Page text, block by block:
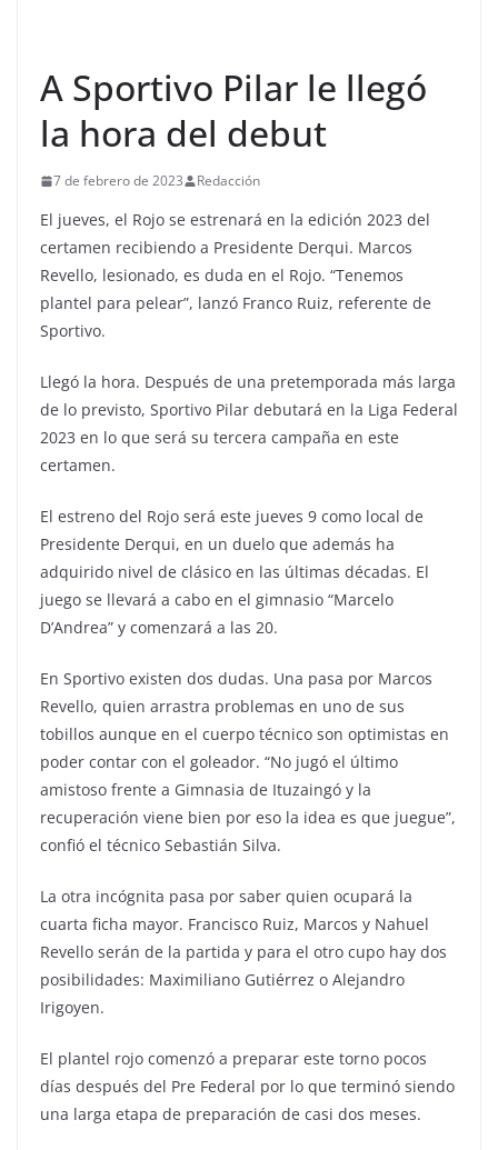
A Sportivo Pilar le llegó
la hora del debut
7 de febrero de 2023 Redacción
El jueves, el Rojo se estrenará en la edición 2023 del
certamen recibiendo a Presidente Derqui. Marcos
Revello, lesionado, es duda en el Rojo. “Tenemos
plantel para pelear”, lanzó Franco Ruiz, referente de
Sportivo.
Llegó la hora. Después de una pretemporada más larga
de lo previsto, Sportivo Pilar debutará en la Liga Federal
2023 en lo que será su tercera campaña en este
certamen.
El estreno del Rojo será este jueves 9 como local de
Presidente Derqui, en un duelo que además ha
adquirido nivel de clásico en las últimas décadas. El
juego se llevará a cabo en el gimnasio “Marcelo
D’Andrea” y comenzará a las 20.
En Sportivo existen dos dudas. Una pasa por Marcos
Revello, quien arrastra problemas en uno de sus
tobillos aunque en el cuerpo técnico son optimistas en
poder contar con el goleador. “No jugó el último
amistoso frente a Gimnasia de Ituzaingó y la
recuperación viene bien por eso la idea es que juegue”,
confió el técnico Sebastián Silva.
La otra incógnita pasa por saber quien ocupará la
cuarta ficha mayor. Francisco Ruiz, Marcos y Nahuel
Revello serán de la partida y para el otro cupo hay dos
posibilidades: Maximiliano Gutiérrez o Alejandro
Irigoyen.
El plantel rojo comenzó a preparar este torno pocos
días después del Pre Federal por lo que terminó siendo
una larga etapa de preparación de casi dos meses.